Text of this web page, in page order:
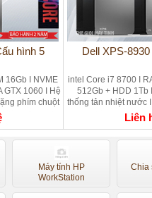
hình 5
16Gb I NVME
GTX 1060 I Hệ
phím chuột
Dell XPS-
intel Core i7 8700 I
512Gb + HDD 1Tb
thống tản nhiệt nước
- CÓ
Liên
Máy tính HP
WorkStation
Chia